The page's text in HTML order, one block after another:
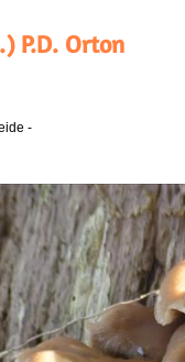
P.D. Orton
-